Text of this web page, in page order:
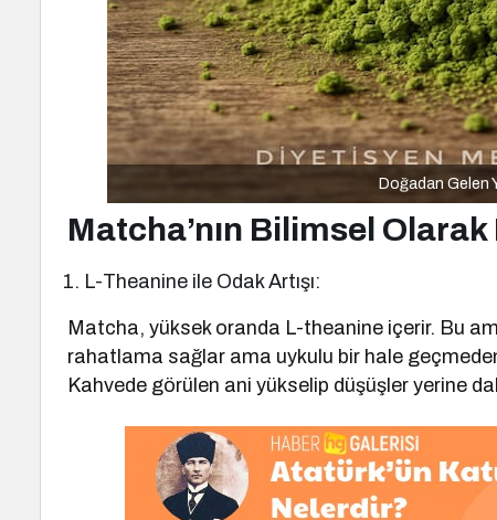
Doğadan Gelen
Matcha’nın Bilimsel Olarak
L-Theanine ile Odak Artışı:
Matcha, yüksek oranda L-theanine içerir. Bu
rahatlama sağlar ama uykulu bir hale
Kahvede görülen ani yükselip düşüşler yerine